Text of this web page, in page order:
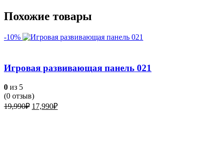
Похожие товары
-10%
Игровая развивающая панель 021
0 из 5
(0 отзыв)
19,990₽ Первоначальная
17,990₽Текущая